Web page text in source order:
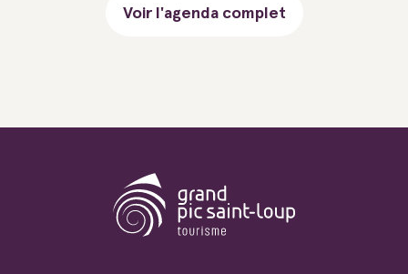
Voir l'agenda complet